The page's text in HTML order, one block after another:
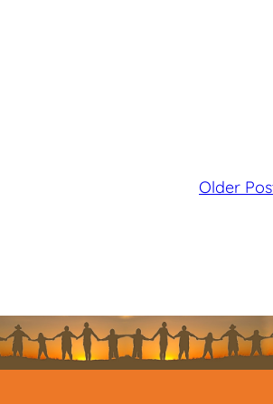
Older